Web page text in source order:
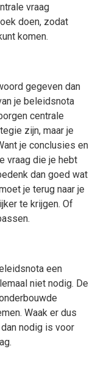
vraag
doen, zodat
komen.
gegeven dan
je beleidsnota
centrale
zijn, maar je
je conclusies en
vraag die je hebt
dan goed wat
je terug naar je
te krijgen. Of
een
niet nodig. De
Waak er dus
nodig is voor